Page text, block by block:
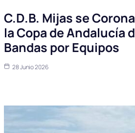
C.D.B. Mijas se
la Copa de Andalucía
Bandas por Equipos
28 Junio 2026